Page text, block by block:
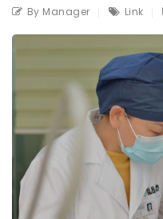
By Manager Link